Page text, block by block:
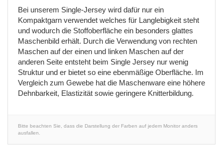
Bei unserem Single-Jersey wird dafür nur ein
Kompaktgarn verwendet welches für Langlebigkeit steht
und wodurch die Stoffoberfläche ein besonders glattes
Maschenbild erhält. Durch die Verwendung von rechten
Maschen auf der einen und linken Maschen auf der
anderen Seite entsteht beim Single Jersey nur wenig
Struktur und er bietet so eine ebenmäßige Oberfläche. Im
Vergleich zum Gewebe hat die Maschenware eine höhere
Dehnbarkeit, Elastizität sowie geringere Knitterbildung.
Bitte beachten Sie, dass die Darstellung der Farben auf jedem Monitor anders
ausfallen.